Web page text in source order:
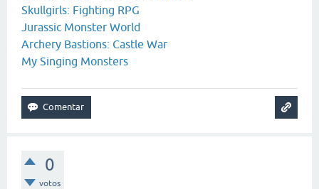
Skullgirls: Fighting RPG
Jurassic Monster World
Archery Bastions: Castle War
My Singing Monsters
0
votos